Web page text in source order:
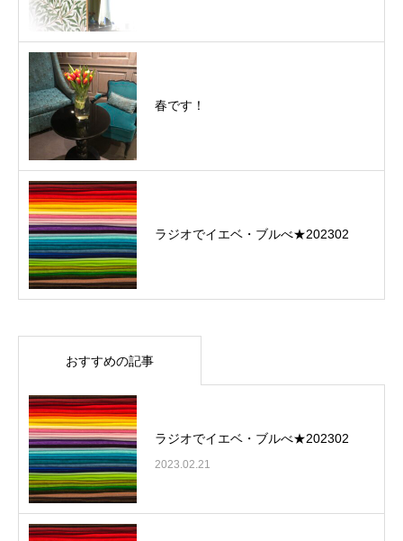
春です！
ラジオでイエベ・ブルべ★202302
おすすめの記事
ラジオでイエベ・ブルべ★202302
2023.02.21